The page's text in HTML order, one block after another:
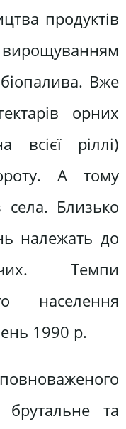
продуктів
Вже
орних
ріллі)
А тому
села. Близько
належать до
Темпи
населення
1990 р.
та